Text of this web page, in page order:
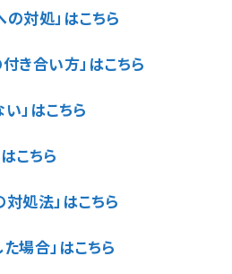
の対処」はこちら
付き合い方」はこちら
」はこちら
こちら
対処法」はこちら
場合」はこちら